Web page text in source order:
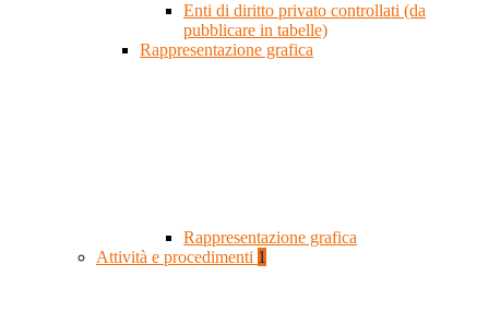
Enti di diritto privato controllati (da
pubblicare in tabelle)
Rappresentazione grafica
Rappresentazione grafica
Attività e procedimenti 1